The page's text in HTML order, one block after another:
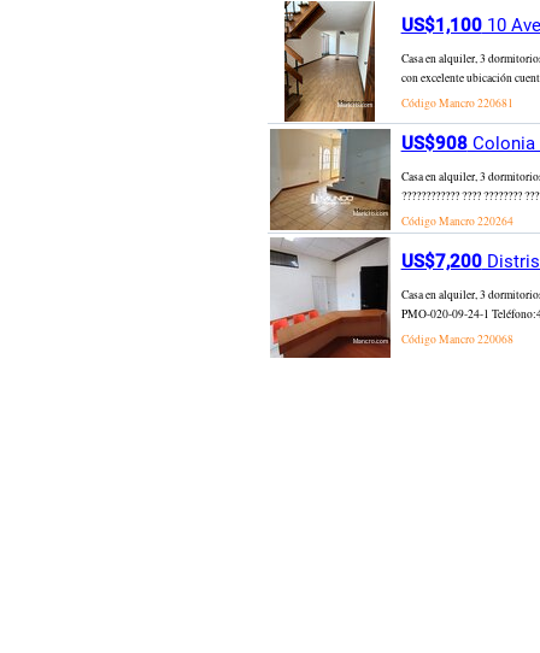
US$1,10010
Casa en alquiler, 3
con excelente ubicación
Código Mancro220681
US$908Colonia
Casa en alquiler, 3 dormitorios,
???????????? ???? ????????
Código Mancro220264
US$7,200
Casa en alquiler, 3
PMO-020-09-24-1
Código Mancro220068